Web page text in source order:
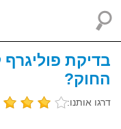
בדיקת
החוק?
דרגו אותנו: